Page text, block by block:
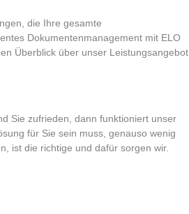
die Ihre gesamte
Dokumentenmanagement mit ELO
Überblick über unser Leistungsangebot
Sie zufrieden, dann funktioniert unser
für Sie sein muss, genauso wenig
ist die richtige und dafür sorgen wir.